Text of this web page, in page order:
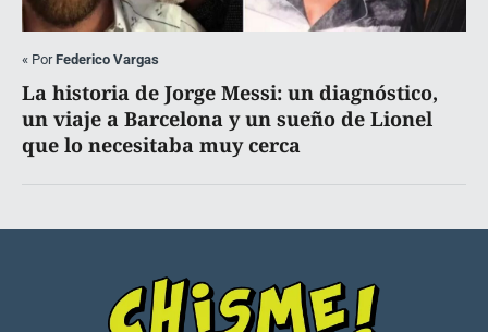
« PorFederico Vargas
La historia de Jorge Messi: un diagnóstico,
un viaje a Barcelona y un sueño de Lionel
que lo necesitaba muy cerca